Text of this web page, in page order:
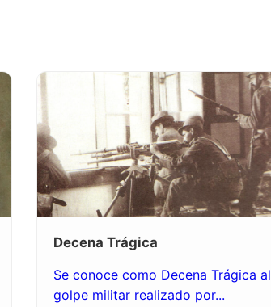
Decena Trágica
Se conoce como Decena Trágica al
golpe militar realizado por...